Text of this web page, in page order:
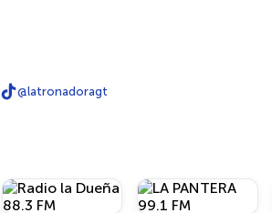
@latronadoragt